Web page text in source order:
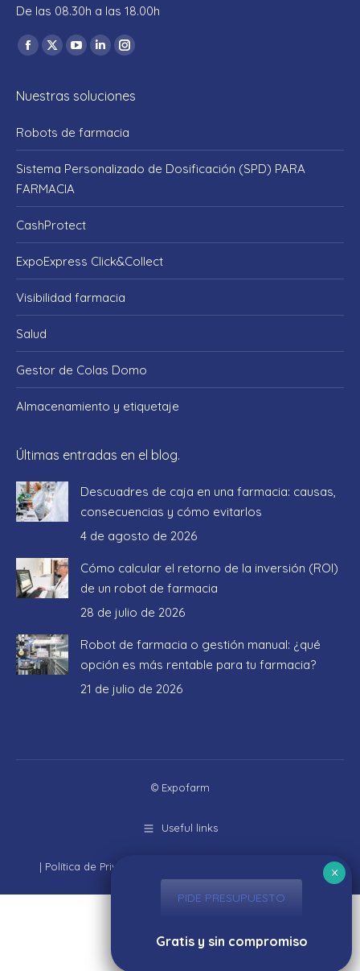
De las 08.30h a las 18.00h
Encuéntranos en:
Facebook
opens
new
X
opens
new
YouTube
opens
new
Linkedin
opens
new
Instagram
opens
new
Nuestras soluciones
Robots de farmacia
Sistema Personalizado de Dosificación (SPD) PARA
FARMACIA
CashProtect
ExpoExpress Click&Collect
Visibilidad farmacia
Salud
Gestor de Colas Domo
Almacenamiento y etiquetaje
Últimas entradas en el blog.
Descuadres de caja en una farmacia: causas,
consecuencias y cómo evitarlos
4 de agosto de 2026
Cómo calcular el retorno de la inversión (ROI)
de un robot de farmacia
28 de julio de 2026
Robot de farmacia o gestión manual: ¿qué
opción es más rentable para tu farmacia?
21 de julio de 2026
© Expofarm
Useful links
| Política de Privacidad
PIDE PRESUPUESTO
Gratis y sin compromiso